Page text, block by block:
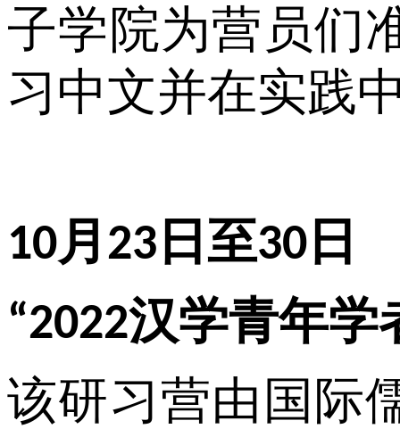
子学院为营员们
习中文并在实践
10月 23 日至30 日
“2022汉学青年学
该研习营由国际